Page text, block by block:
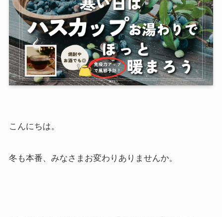
こんにちは。
冬も本番、みなさまお変わりありませんか。